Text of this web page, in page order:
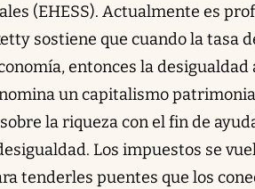
(EHESS). Actualmente es
sostiene que cuando la tasa
entonces la desigualdad
un capitalismo
la riqueza con el fin de
Los impuestos se
tenderles puentes que los